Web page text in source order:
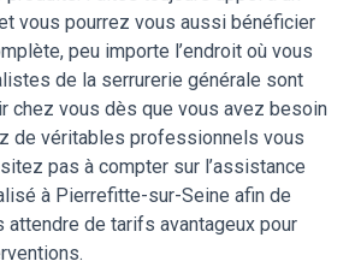
vous pourrez vous aussi bénéficier
peu importe l’endroit où vous
de la serrurerie générale sont
chez vous dès que vous avez besoin
de véritables professionnels vous
pas à compter sur l’assistance
à Pierrefitte-sur-Seine afin de
attendre de tarifs avantageux pour